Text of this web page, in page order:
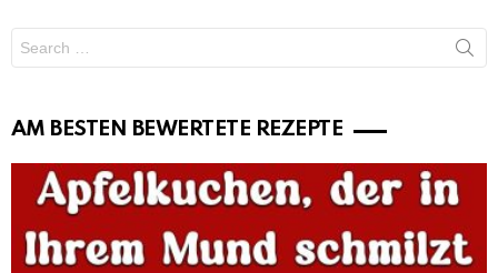
for:
AM BESTEN BEWERTETE REZEPTE